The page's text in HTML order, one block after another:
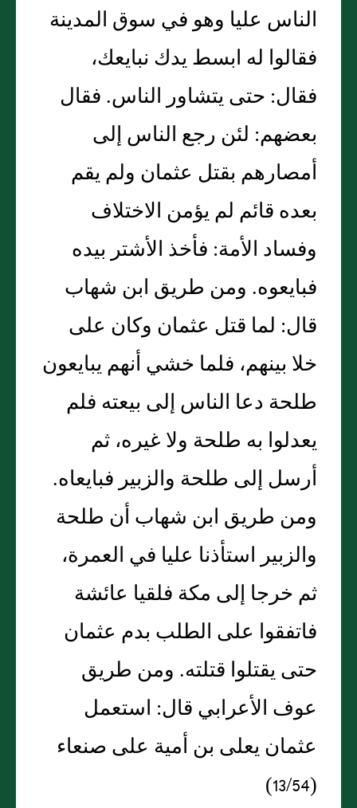
الناس عليا وهو في سوق المدينة
فقالوا له ابسط يدك نبايعك،
فقال: حتى يتشاور الناس. فقال
بعضهم: لئن رجع الناس إلى
أمصارهم بقتل عثمان ولم يقم
بعده قائم لم يؤمن الاختلاف
وفساد الأمة: فأخذ الأشتر بيده
فبايعوه. ومن طريق ابن شهاب
قال: لما قتل عثمان وكان على
خلا بينهم، فلما خشي أنهم يبايعون
طلحة دعا الناس إلى بيعته فلم
يعدلوا به طلحة ولا غيره، ثم
أرسل إلى طلحة والزبير فبايعاه.
ومن طريق ابن شهاب أن طلحة
والزبير استأذنا عليا في العمرة،
ثم خرجا إلى مكة فلقيا عائشة
فاتفقوا على الطلب بدم عثمان
حتى يقتلوا قتلته. ومن طريق
عوف الأعرابي قال: استعمل
عثمان يعلى بن أمية على صنعاء
(13/54)